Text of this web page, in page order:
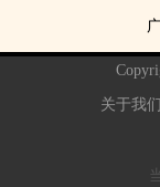
关于我们